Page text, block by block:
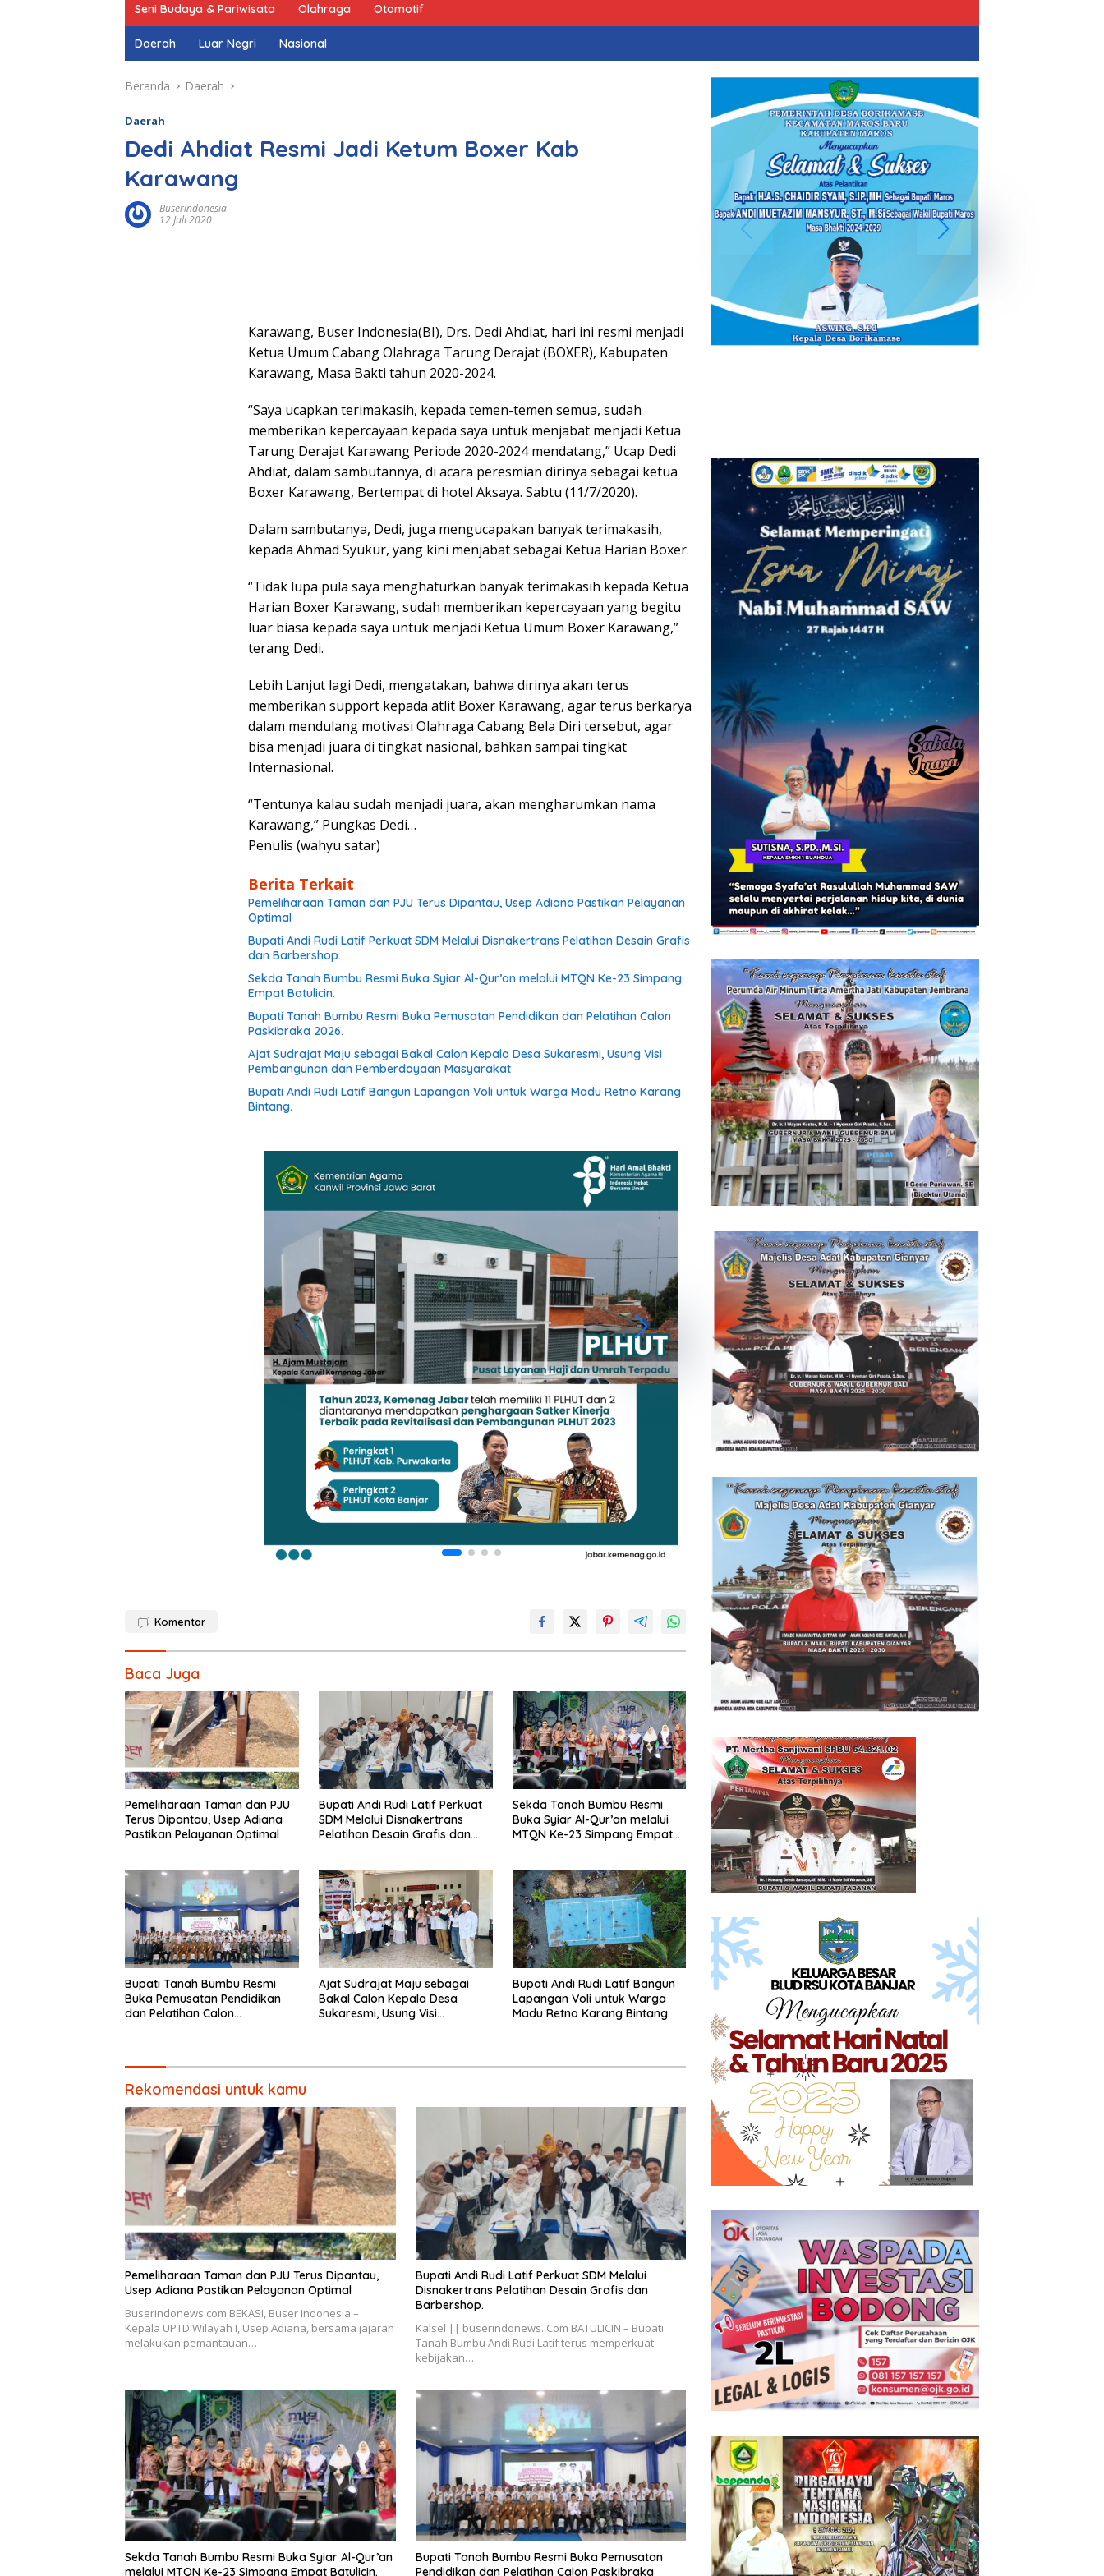
Seni Budaya & Pariwisata Olahraga Otomotif
Daerah Luar Negri Nasional
Beranda Daerah
Daerah
Dedi Ahdiat Resmi Jadi Ketum Boxer Kab
Karawang
Buserindonesia
12 Juli 2020
Karawang, Buser Indonesia(BI), Drs. Dedi Ahdiat, hari ini resmi menjadi
Ketua Umum Cabang Olahraga Tarung Derajat (BOXER), Kabupaten
Karawang, Masa Bakti tahun 2020-2024.
“Saya ucapkan terimakasih, kepada temen-temen semua, sudah
memberikan kepercayaan kepada saya untuk menjabat menjadi Ketua
Tarung Derajat Karawang Periode 2020-2024 mendatang,” Ucap Dedi
Ahdiat, dalam sambutannya, di acara peresmian dirinya sebagai ketua
Boxer Karawang, Bertempat di hotel Aksaya. Sabtu (11/7/2020).
Dalam sambutanya, Dedi, juga mengucapakan banyak terimakasih,
kepada Ahmad Syukur, yang kini menjabat sebagai Ketua Harian Boxer.
“Tidak lupa pula saya menghaturkan banyak terimakasih kepada Ketua
Harian Boxer Karawang, sudah memberikan kepercayaan yang begitu
luar biasa kepada saya untuk menjadi Ketua Umum Boxer Karawang,”
terang Dedi.
Lebih Lanjut lagi Dedi, mengatakan, bahwa dirinya akan terus
memberikan support kepada atlit Boxer Karawang, agar terus berkarya
dalam mendulang motivasi Olahraga Cabang Bela Diri tersebut, agar
bisa menjadi juara di tingkat nasional, bahkan sampai tingkat
Internasional.
“Tentunya kalau sudah menjadi juara, akan mengharumkan nama
Karawang,” Pungkas Dedi…
Penulis (wahyu satar)
Berita Terkait
Pemeliharaan Taman dan PJU Terus Dipantau, Usep Adiana Pastikan Pelayanan
Optimal
Bupati Andi Rudi Latif Perkuat SDM Melalui Disnakertrans Pelatihan Desain Grafis
dan Barbershop.
Sekda Tanah Bumbu Resmi Buka Syiar Al-Qur’an melalui MTQN Ke-23 Simpang
Empat Batulicin.
Bupati Tanah Bumbu Resmi Buka Pemusatan Pendidikan dan Pelatihan Calon
Paskibraka 2026.
Ajat Sudrajat Maju sebagai Bakal Calon Kepala Desa Sukaresmi, Usung Visi
Pembangunan dan Pemberdayaan Masyarakat
Bupati Andi Rudi Latif Bangun Lapangan Voli untuk Warga Madu Retno Karang
Bintang.
Komentar
Baca Juga
Pemeliharaan Taman dan PJU
Terus Dipantau, Usep Adiana
Pastikan Pelayanan Optimal
Bupati Andi Rudi Latif Perkuat
SDM Melalui Disnakertrans
Pelatihan Desain Grafis dan
Sekda Tanah Bumbu Resmi
Buka Syiar Al-Qur’an melalui
MTQN Ke-23 Simpang Empat
Bupati Tanah Bumbu Resmi
Buka Pemusatan Pendidikan
dan Pelatihan Calon
Ajat Sudrajat Maju sebagai
Bakal Calon Kepala Desa
Sukaresmi, Usung Visi
Bupati Andi Rudi Latif Bangun
Lapangan Voli untuk Warga
Madu Retno Karang Bintang.
Rekomendasi untuk kamu
Pemeliharaan Taman dan PJU Terus Dipantau,
Usep Adiana Pastikan Pelayanan Optimal
Buserindonews.com BEKASI, Buser Indonesia –
Kepala UPTD Wilayah I, Usep Adiana, bersama jajaran
melakukan pemantauan…
Bupati Andi Rudi Latif Perkuat SDM Melalui
Disnakertrans Pelatihan Desain Grafis dan
Barbershop.
Kalsel || buserindonews. Com BATULICIN – Bupati
Tanah Bumbu Andi Rudi Latif terus memperkuat
kebijakan…
Sekda Tanah Bumbu Resmi Buka Syiar Al-Qur’an
melalui MTQN Ke-23 Simpang Empat Batulicin.
Bupati Tanah Bumbu Resmi Buka Pemusatan
Pendidikan dan Pelatihan Calon Paskibraka